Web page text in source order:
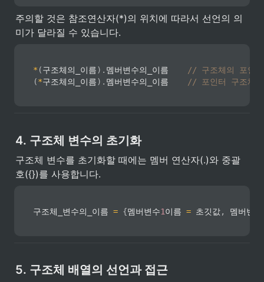
주의할 것은 참조연산자(*)의 위치에 따라서 선언의 의
미가 달라질 수 있습니다.
* (구조체의_이름) . 멤버변수의_이름
// 구조체의 포인
(*구조체의_이름) . 멤버변수의_이름 // 포인터 구조체
4. 구조체 변수의 초기화
구조체 변수를 초기화할 때에는 멤버 연산자(.)와 중괄
호({})를 사용합니다.
구조체_변수의_이름 = {멤버변수1이름 = 초깃값, 멤버변수
5. 구조체 배열의 선언과 접근